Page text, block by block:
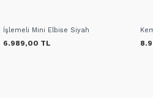
İşlemeli Mini Elbise Siyah
6.989,00 TL